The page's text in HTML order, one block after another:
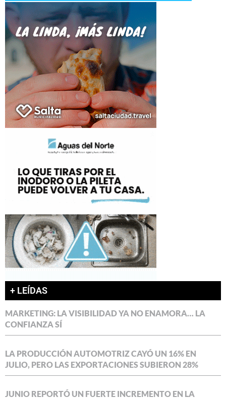
+ LEÍDAS
MARKETING: LA VISIBILIDAD YA NO ENAMORA… LA
CONFIANZA SÍ
LA PRODUCCIÓN AUTOMOTRIZ CAYÓ UN 16% EN
JULIO, PERO LAS EXPORTACIONES SUBIERON 28%
JUNIO REPORTÓ UN FUERTE INCREMENTO EN LA